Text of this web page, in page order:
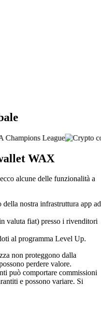
WAX
alcune delle funzionalità a
nostra infrastruttura app ad
valuta fiat) presso i rivenditori
al programma Level Up.
non proteggono dalla
perdere valore.
può comportare commissioni
e possono variare. Si